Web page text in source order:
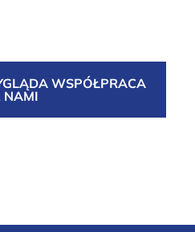
WSPÓŁPRACA
NAMI